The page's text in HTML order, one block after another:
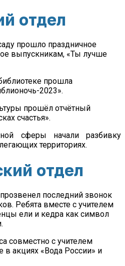
отдел
прошло праздничное
выпускникам, «Ты лучше
прошла
2023».
прошёл отчётный
счастья».
сферы начали разбивку
территориях.
отдел
последний звонок
Ребята вместе с учителем
ели и кедра как символ
совместно с учителем
в акциях «Вода России» и